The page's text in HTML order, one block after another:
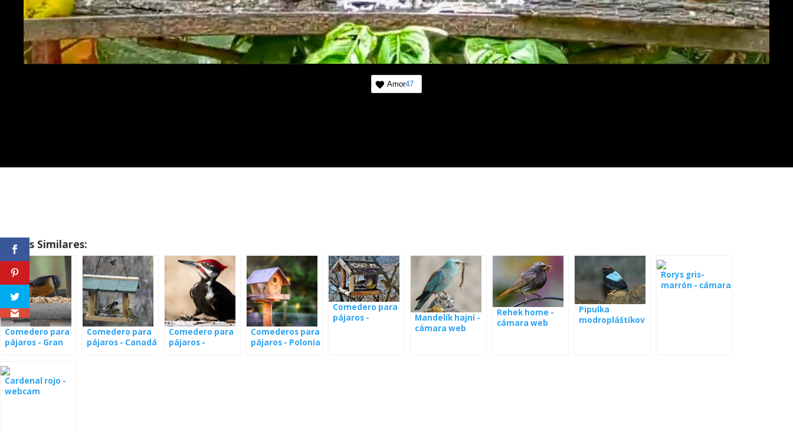
Amor47
Temas Similares:
Comedero para
pájaros - Gran
Comedero para
pájaros - Canadá
Comedero para
pájaros -
Comederos para
pájaros - Polonia
Comedero para
pájaros -
Mandelík hajní -
cámara web
Rehek home -
cámara web
Pipulka
modropláštíkov
Rorys gris-
marrón - cámara
Cardenal rojo -
webcam